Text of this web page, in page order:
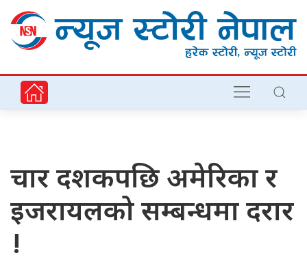
चार दशकपछि अमेरिका र
इजरायलको सम्बन्धमा दरार
!